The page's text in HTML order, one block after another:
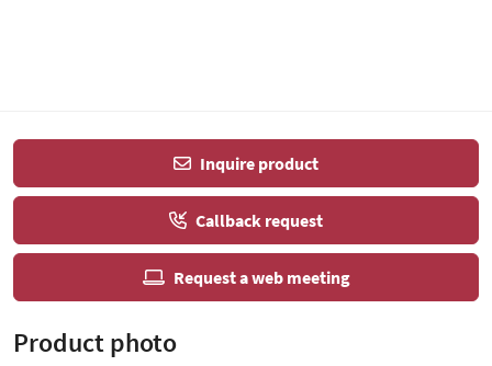
Inquire product
Callback request
Request a web meeting
Product photo